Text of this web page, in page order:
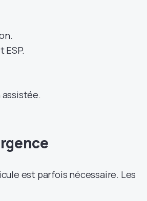
est parfois nécessaire. Les